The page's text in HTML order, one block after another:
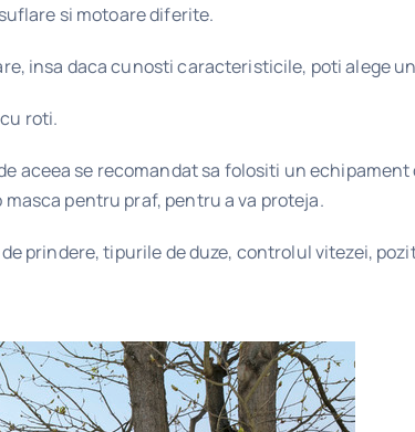
si motoare diferite.
insa daca cunosti caracteristicile, poti alege
roti.
aceea se recomandat sa folositi un
pentru praf, pentru a va proteja.
prindere, tipurile de duze, controlul vitezei,